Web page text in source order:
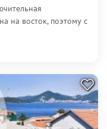
на восток, поэтому с